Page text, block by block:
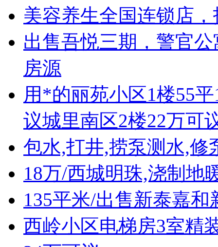
美容养生全国连锁店
出售吾悦三期，警官
房源
用*的丽苑小区1楼55
议城里南区2楼22万可
包水,打井,捞泵测水,修
18万/西城明珠,浇制地
135平米/出售新泰嘉
西岭小区电梯房3室精